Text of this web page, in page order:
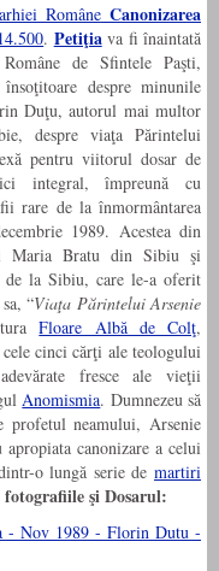
RomâneCanonizarea
. Petiţiava fi înaintată
de Sfintele Paşti,
despre minunile
Duţu, autorul mai multor
despre viaţa Părintelui
pentru viitorul dosar de
integral, împreună cu
rare de la înmormântarea
1989. Acestea din
Maria Bratu din Sibiu şi
la Sibiu, care le-a oferit
“Viaţa Părintelui Arsenie
Floare Albă de Colţ,
cinci cărţi ale teologului
fresce ale vieţii
Anomismia. Dumnezeu să
profetul neamului, Arsenie
canonizare a celui
o lungă serie de martiri
şi Dosarul: